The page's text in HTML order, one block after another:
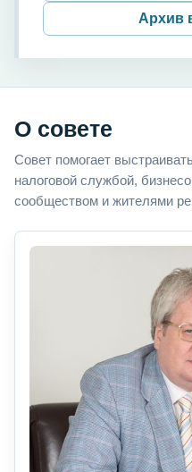
Архив
О совете
Совет помогает
налоговой службой,
сообществом и жителями